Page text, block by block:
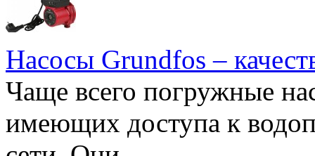
Насосы Grundfos –
Чаще всего погружные
имеющих доступа к